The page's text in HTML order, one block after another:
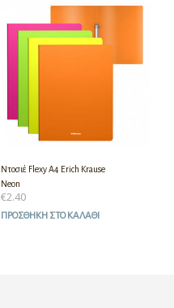
Ντοσιέ Flexy A4 Erich Krause
Neon
€2.40
ΠΡΟΣΘΉΚΗ ΣΤΟ ΚΑΛΆΘΙ